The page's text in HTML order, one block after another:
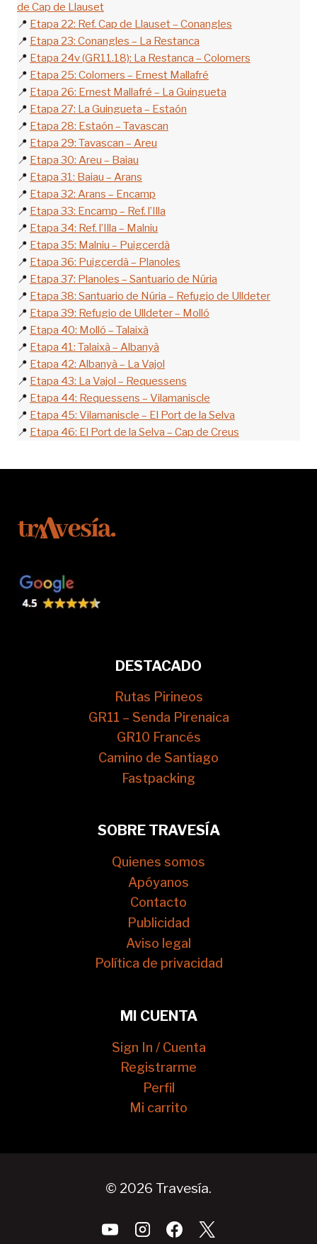
de Cap de Llauset
📍 Etapa 22: Ref. Cap de Llauset – Conangles
📍 Etapa 23: Conangles – La Restanca
📍 Etapa 24v (GR11.18): La Restanca – Colomers
📍 Etapa 25: Colomers – Ernest Mallafré
📍 Etapa 26: Ernest Mallafré – La Guingueta
📍 Etapa 27: La Guingueta – Estaón
📍 Etapa 28: Estaón – Tavascan
📍 Etapa 29: Tavascan – Areu
📍 Etapa 30: Areu – Baiau
📍 Etapa 31: Baiau – Arans
📍 Etapa 32: Arans – Encamp
📍 Etapa 33: Encamp – Ref. l’Illa
📍 Etapa 34: Ref. l’Illa – Malniu
📍 Etapa 35: Malniu – Puigcerdà
📍 Etapa 36: Puigcerdà – Planoles
📍 Etapa 37: Planoles – Santuario de Núria
📍 Etapa 38: Santuario de Núria – Refugio de Ulldeter
📍 Etapa 39: Refugio de Ulldeter – Molló
📍 Etapa 40: Molló – Talaixà
📍 Etapa 41: Talaixà – Albanyà
📍 Etapa 42: Albanyà – La Vajol
📍 Etapa 43: La Vajol – Requessens
📍 Etapa 44: Requessens – Vilamaniscle
📍 Etapa 45: Vilamaniscle – El Port de la Selva
📍 Etapa 46: El Port de la Selva – Cap de Creus
DESTACADO
Rutas Pirineos
GR11 – Senda Pirenaica
GR10 Francés
Camino de Santiago
Fastpacking
SOBRE TRAVESÍA
Quienes somos
Apóyanos
Contacto
Publicidad
Aviso legal
Política de privacidad
MI CUENTA
Sign In / Cuenta
Registrarme
Perfil
Mi carrito
© 2026 Travesía.